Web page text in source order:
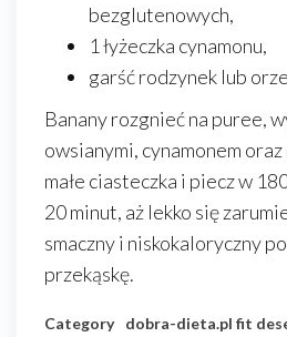
bezglutenowych,
1 łyżeczka cynamonu,
garść rodzynek lub
Banany rozgnieć na puree,
owsianymi, cynamonem
małe ciasteczka i piecz w
20 minut, aż lekko się
smaczny i niskokaloryczny
przekąskę.
Category dobra-dieta.pl fit